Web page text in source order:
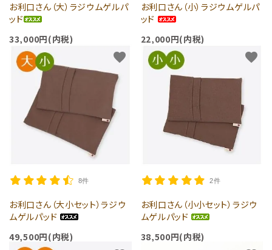
サプリメント
目的で探す
お得なセット
お風呂で使用するグッズ
体にあてるグッズ
読み物
お利口さん（大）ラジウムゲルパ
ッド
33,000円(内税)
お利口さん（小）ラジウムゲルパ
ッド
22,000円(内税)
8件
お利口さん（大小セット）ラジウ
ムゲルパッド
49,500円(内税)
favorite
2件
お利口さん（小小セット）ラジウ
ムゲルパッド
38,500円(内税)
favorite